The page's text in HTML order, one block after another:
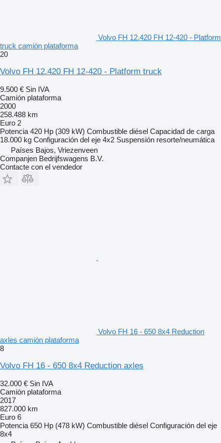
Volvo FH 12.420 FH 12-420 - Platform
truck camión plataforma
20
Volvo FH 12.420 FH 12-420 - Platform truck
9.500 € Sin IVA
Camión plataforma
2000
258.488 km
Euro 2
Potencia 420 Hp (309 kW) Combustible diésel Capacidad de carga
18.000 kg Configuración del eje 4x2 Suspensión resorte/neumática
Países Bajos, Vriezenveen
Companjen Bedrijfswagens B.V.
Contacte con el vendedor
Volvo FH 16 - 650 8x4 Reduction
axles camión plataforma
8
Volvo FH 16 - 650 8x4 Reduction axles
32.000 € Sin IVA
Camión plataforma
2017
827.000 km
Euro 6
Potencia 650 Hp (478 kW) Combustible diésel Configuración del eje
8x4